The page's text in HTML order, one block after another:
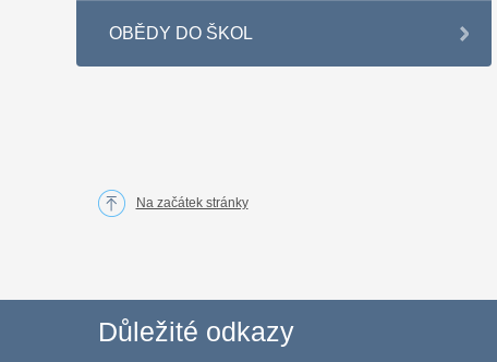
OBĚDY DO ŠKOL
Na začátek stránky
Důležité odkazy